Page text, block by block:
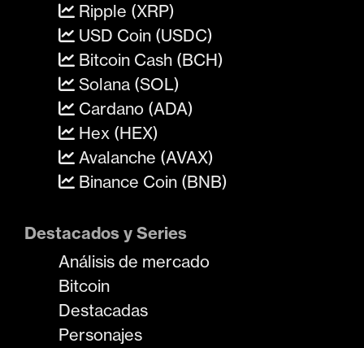
Ripple (XRP)
USD Coin (USDC)
Bitcoin Cash (BCH)
Solana (SOL)
Cardano (ADA)
Hex (HEX)
Avalanche (AVAX)
Binance Coin (BNB)
Destacados y Series
Análisis de mercado
Bitcoin
Destacadas
Personajes